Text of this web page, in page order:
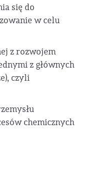
się do
w celu
z rozwojem
z głównych
czyli
chemicznych